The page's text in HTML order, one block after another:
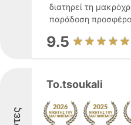
διατηρεί τη
παράδοση
9.5
To.tsoukali